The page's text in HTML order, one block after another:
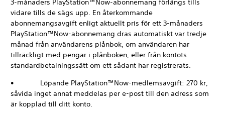
3-månaders PlayStation™Now-abonnemang förlängs tills
vidare tills de sägs upp. En återkommande
abonnemangsavgift enligt aktuellt pris för ett 3-månaders
PlayStation™Now-abonnemang dras automatiskt var tredje
månad från användarens plånbok, om användaren har
tillräckligt med pengar i plånboken, eller från kontots
standardbetalningssätt om ett sådant har registrerats.
• Löpande PlayStation™Now-medlemsavgift: 270 kr,
såvida inget annat meddelas per e-post till den adress som
är kopplad till ditt konto.